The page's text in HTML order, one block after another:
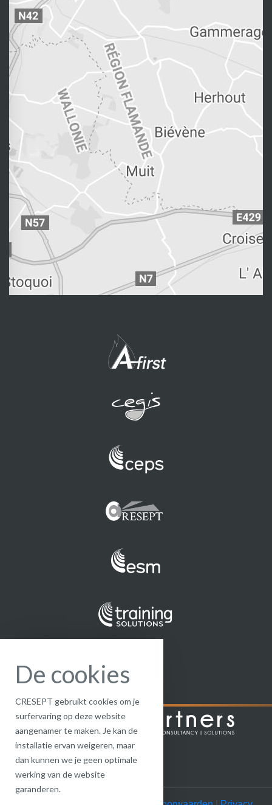
De cookies
CRESEPT gebruikt cookies om je
surfervaring op deze website
aangenamer te maken. Je kan de
installatie ervan weigeren, maar
dan kunnen we je geen optimale
werking van de website
garanderen.